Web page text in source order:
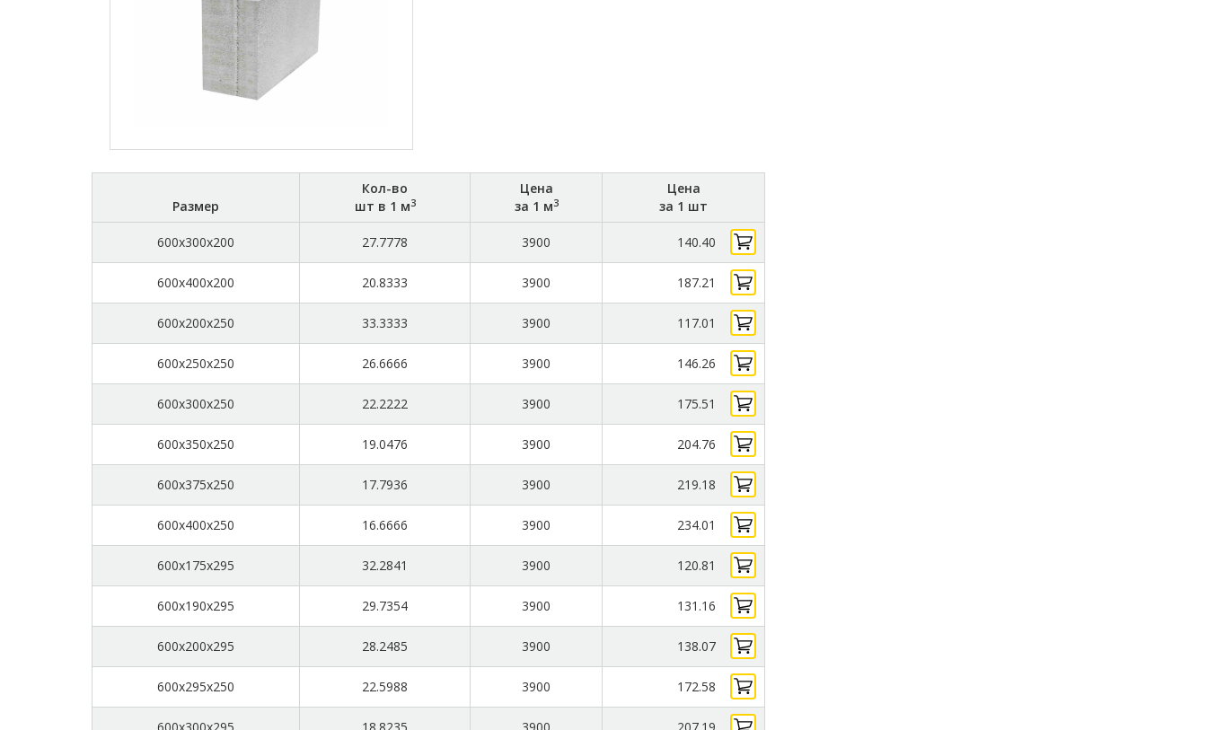
Размер
Кол-во
шт в 1 м3
Цена
за 1 м3
Цена
за 1 шт
600x300x200 27.7778 3900 140.40
600x400x200 20.8333 3900 187.21
600x200x250 33.3333 3900 117.01
600x250x250 26.6666 3900 146.26
600x300x250 22.2222 3900 175.51
600x350x250 19.0476 3900 204.76
600x375x250 17.7936 3900 219.18
600x400x250 16.6666 3900 234.01
600x175x295 32.2841 3900 120.81
600x190x295 29.7354 3900 131.16
600x200x295 28.2485 3900 138.07
600x295x250 22.5988 3900 172.58